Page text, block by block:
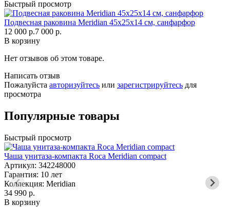
Быстрый просмотр
Подвесная раковина Meridian 45х25х14 см, санфарфор
12 000 р.7 000 р.
В корзину
Нет отзывов об этом товаре.
Написать отзыв
Пожалуйста авторизуйтесь или зарегистрируйтесь для
просмотра
Популярные товары
Быстрый просмотр
Чаша унитаза-компакта Roca Meridian compact
Артикул: 342248000
Гарантия: 10 лет
Коллекция: Meridian
34 990 р.
В корзину